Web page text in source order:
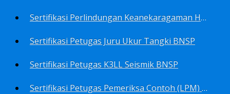
Sertifikasi Perlindungan Keanekaragaman Hayati BNSP
Sertifikasi Petugas Juru Ukur Tangki BNSP
Sertifikasi Petugas K3LL Seismik BNSP
Sertifikasi Petugas Pemeriksa Contoh (LPM) Minyak Mentah BNSP